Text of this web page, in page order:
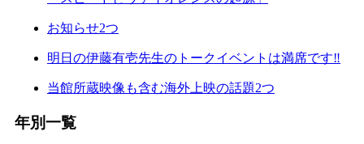
お知らせ2つ
明日の伊藤有壱先生のトークイベントは満席です‼
当館所蔵映像も含む海外上映の話題2つ
年別一覧